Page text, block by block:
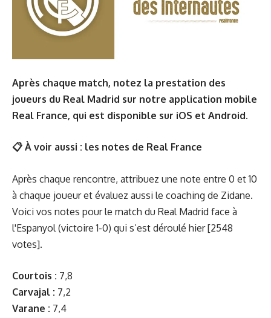
Après chaque match, notez la prestation des
joueurs du Real Madrid sur notre application mobile
Real France, qui est disponible sur iOS et Android.
📋 À voir aussi : les notes de Real France
Après chaque rencontre, attribuez une note entre 0 et 10
à chaque joueur et évaluez aussi le coaching de Zidane.
Voici vos notes pour le match du Real Madrid face à
l'Espanyol (victoire 1-0) qui s’est déroulé hier [2548
votes].
Courtois : 7,8
Carvajal : 7,2
Varane : 7,4